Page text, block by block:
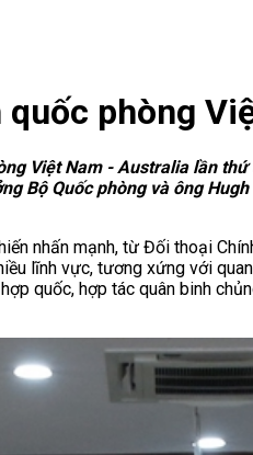
phòng
Việt Nam - Australia lần
Bộ Quốc phòng và ông
nhấn mạnh, từ Đối thoại
lĩnh vực, tương xứng với
quốc, hợp tác quân binh